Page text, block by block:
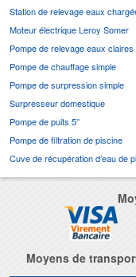
Station de relevage eaux
Moteur électrique Leroy Somer
Pompe de relevage eaux claires
Pompe de chauffage simple
Pompe de surpression simple
Surpresseur domestique
Pompe de puits 5’’
Pompe de filtration de piscine
Cuve de récupération d’eau de
Moyens de